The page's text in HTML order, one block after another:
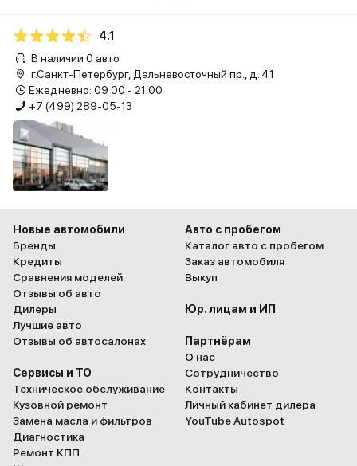
4.1
В наличии 0 авто
г.Санкт-Петербург, Дальневосточный пр., д. 41
Ежедневно: 09:00 - 21:00
+7 (499) 289-05-13
Новые автомобили
Бренды
Кредиты
Сравнения моделей
Отзывы об авто
Дилеры
Лучшие авто
Отзывы об автосалонах
Сервисы и ТО
Техническое обслуживание
Кузовной ремонт
Замена масла и фильтров
Диагностика
Ремонт КПП
Авто с пробегом
Каталог авто с пробегом
Заказ автомобиля
Выкуп
Юр. лицам и ИП
Партнёрам
О нас
Сотрудничество
Контакты
Личный кабинет дилера
YouTube Autospot